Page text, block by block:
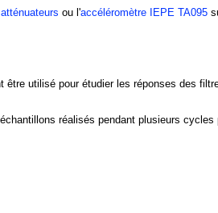
atténuateurs ou l'accéléromètre IEPE TA095
utilisé pour étudier les réponses des
réalisés pendant plusieurs